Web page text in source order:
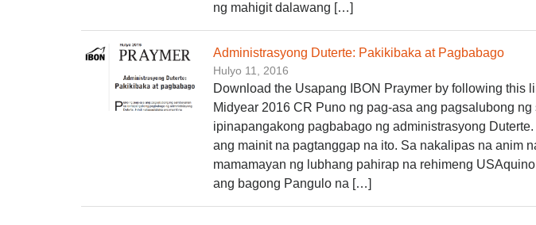
ng mahigit dalawang […]
Administrasyong Duterte: Pakikibaka at Pagbabago
Hulyo 11, 2016
Download the Usapang IBON Praymer by following this
Midyear 2016 CR Puno ng pag-asa ang pagsalubong ng
ipinapangakong pagbabago ng administrasyong
ang mainit na pagtanggap na ito. Sa nakalipas na anim
mamamayan ng lubhang pahirap na rehimeng
ang bagong Pangulo na […]